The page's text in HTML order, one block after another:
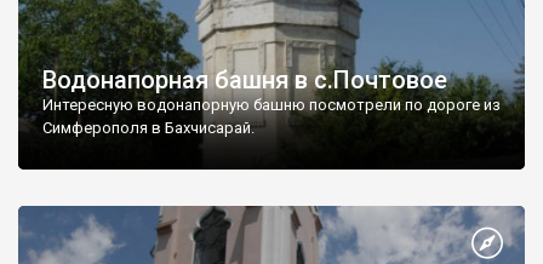
Водонапорная башня в с.Почтовое
Интересную водонапорную башню посмотрели по дороге из
Симферополя в Бахчисарай.